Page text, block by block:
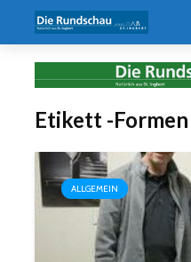
Etikett -Formen
ALLGEMEIN